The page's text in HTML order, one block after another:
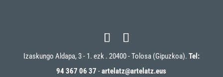
Izaskungo Aldapa, 3 - 1. ezk . 20400 - Tolosa (Gipuzkoa). Tel:
94 367 06 37 -artelatz@artelatz.eus